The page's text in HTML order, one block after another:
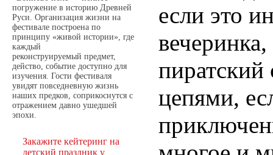
если это
цепями,
погружение в историю Древней
Руси. Организация жизни на
фестивале построена по
принципу «живой истории», где
каждый
реконструируемый предмет,
действо, событие доступно для
изучения. Гости фестиваля
увидят повседневную жизнь
наших предков, соприкоснутся с
отражением давно ушедшей
эпохи.
Закажите кейтеринг на
детский праздник у